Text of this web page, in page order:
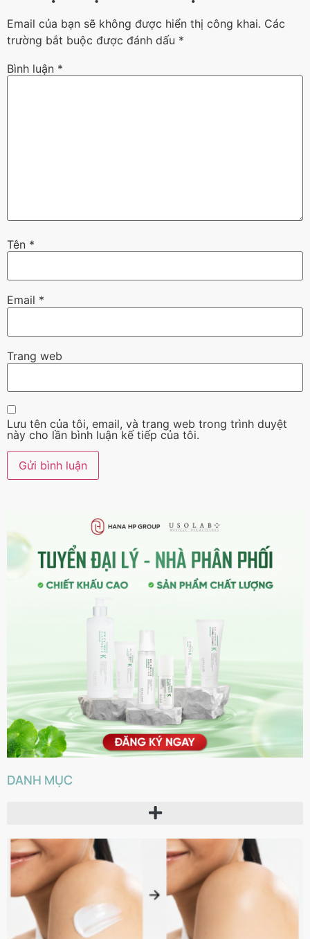
Email của bạn sẽ không được hiển thị công khai. Các
trường bắt buộc được đánh dấu *
Bình luận *
Tên *
Email *
Trang web
Lưu tên của tôi, email, và trang web trong trình duyệt
này cho lần bình luận kế tiếp của tôi.
DANH MỤC